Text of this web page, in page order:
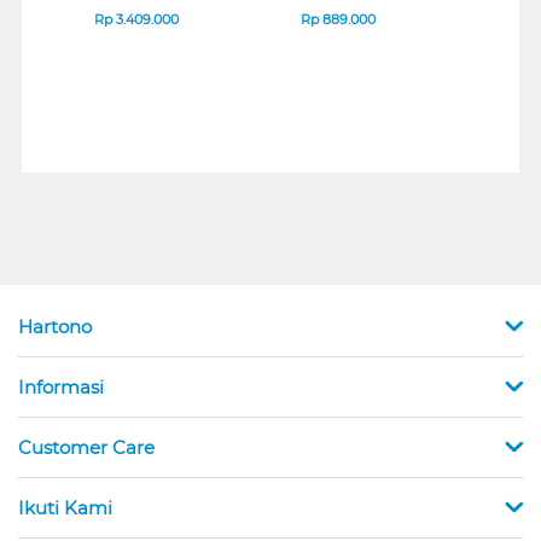
B_G3
Rp3.409.000
SERIES
Rp889.000
Hartono
Informasi
Customer Care
Ikuti Kami